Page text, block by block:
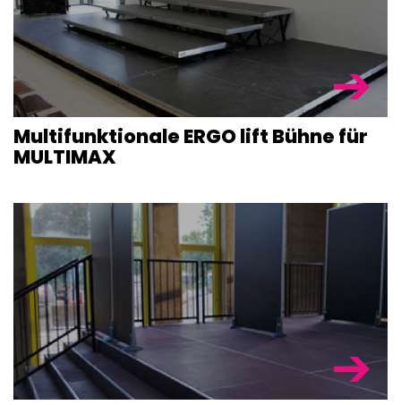
Multifunktio­nale ERGO lift Bühne für
MULTIMAX